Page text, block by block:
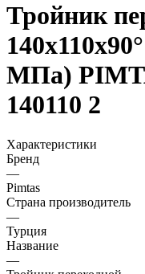
Тройник
МПа)
140110 2
Характеристики
Бренд
—
Pimtas
Страна производитель
—
Турция
Название
—